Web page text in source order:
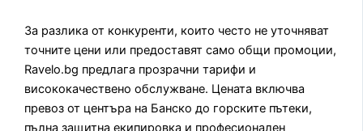
За разлика от конкуренти, които често не уточняват
точните цени или предоставят само общи промоции,
Ravelo.bg предлага прозрачни тарифи и
висококачествено обслужване. Цената включва
превоз от центъра на Банско до горските пътеки,
пълна защитна екипировка и професионален